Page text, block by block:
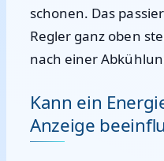
schonen. Das
Regler ganz oben
nach einer
Kann ein
Anzeige